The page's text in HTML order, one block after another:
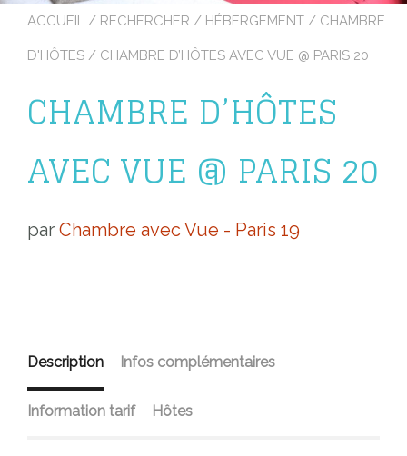
ACCUEIL / RECHERCHER / HÉBERGEMENT / CHAMBRE
D'HÔTES / CHAMBRE D’HÔTES AVEC VUE @ PARIS 20
CHAMBRE D’HÔTES
AVEC VUE @ PARIS 20
par Chambre avec Vue - Paris 19
Description Infos complémentaires
Information tarif Hôtes